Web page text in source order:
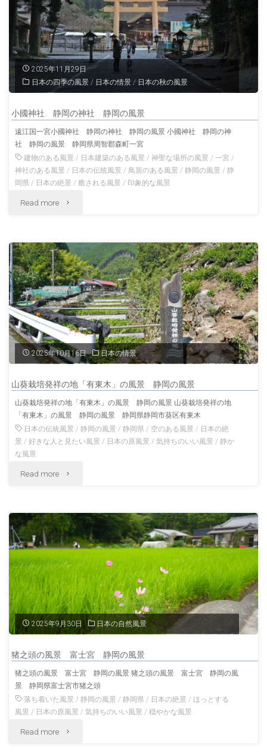
岡
の
風
景"
本
宮
浅
間
社
静
岡
景"
2025年11月29日
日本の四季の風景 / 日本の情景 / 日本の秋の風景
小國神社 静岡の神社 静岡の風景
遠江国一宮小國神社 静岡の神社 静岡の風景 小國神社 静岡の神
社 静岡の風景 静岡県周智郡森町一宮
建物のある風景 / 日本建築のある風景 /神聖な場所の風景 /一宮 /
神社のある風景 / 日本の伝統風景 /鳥居のある風景 / 静岡の風景 / 静
岡県 / 日本の絶景 /癒される風景 / 印象的な風景
Read more "小
神
社
静
岡
の
社
静
岡
景"
2025年10月16日 日本の情景
山葵栽培発祥の地「有東木」の風景 静岡の風景
山葵栽培発祥の地「有東木」の風景 静岡の風景 山葵栽培発祥の地
「有東木」の風景 静岡の風景 静岡県静岡市葵区有東木
日本の伝統風景 /静岡の風景 /静岡県 / 空のある風景 / 日本の絶
景 /好きな人と見たい風景 / 日本の原風景 /気持ちのいい風景 /静か
な風景
Read more "山
栽
培
発
祥
の
「有
東
木」
の
2025年9月30日 日本の自然風景
猪之頭の風景 富士宮 静岡の風景
猪之頭の風景 富士宮 静岡の風景 猪之頭の風景 富士宮 静岡の風
景 静岡県富士宮市猪之頭
落ち着いた風景 / 静岡の風景 / 静岡県 / 日本の絶景 /ほっとする
風景 / 日本の原風景 /気持ちのいい風景 /穏やかな風景
Read more "猪